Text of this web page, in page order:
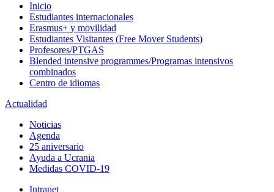
Inicio
Estudiantes internacionales
Erasmus+ y movilidad
Estudiantes Visitantes (Free Mover Students)
Profesores/PTGAS
Blended intensive programmes/Programas intensivos
combinados
Centro de idiomas
Actualidad
Noticias
Agenda
25 aniversario
Ayuda a Ucrania
Medidas COVID-19
Intranet